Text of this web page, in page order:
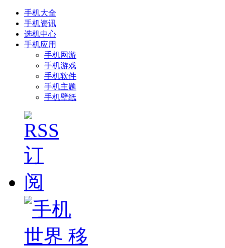
手机大全
手机资讯
选机中心
手机应用
手机网游
手机游戏
手机软件
手机主题
手机壁纸